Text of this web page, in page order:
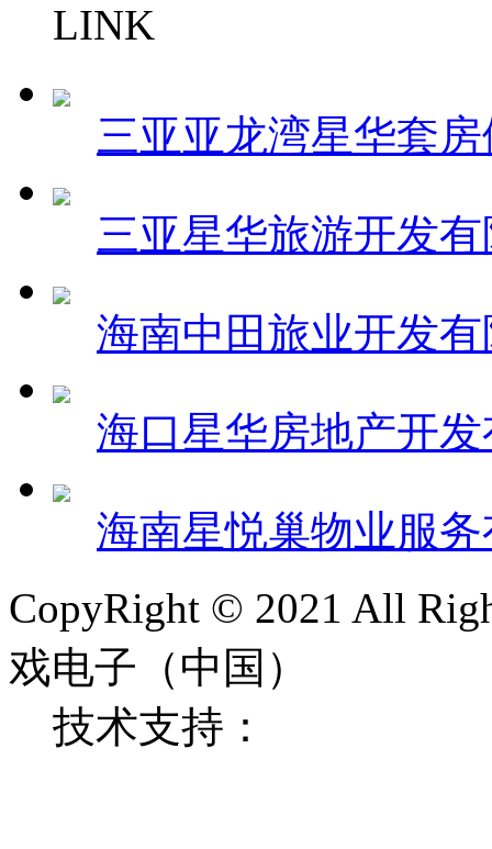
LINK
三亚亚龙湾星华套
三亚星华旅游开发
海南中田旅业开发
海口星华房地产开
海南星悦巢物业服
CopyRight © 2021 All
戏电子（中国）
技术支持：